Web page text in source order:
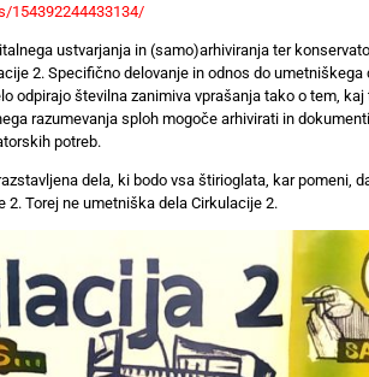
154392244433134/
ustvarjanja in (samo)arhiviranja ter
2. Specifično delovanje in odnos do umetniškega
odpirajo številna zanimiva vprašanja tako o tem, kaj
razumevanja sploh mogoče arhivirati in
potreb.
dela, ki bodo vsa štirioglata, kar pomeni,
Torej ne umetniška dela Cirkulacije 2.